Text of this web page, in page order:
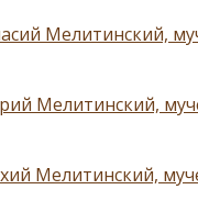
Мелитинский,
Мелитинский,
Мелитинский,